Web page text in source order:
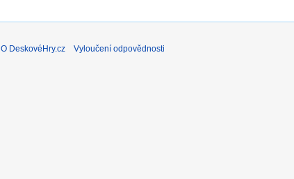
O DeskovéHry.cz Vyloučení odpovědnosti